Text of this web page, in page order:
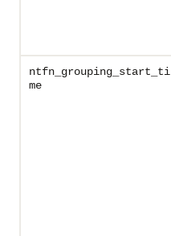
ntfn_grouping_start_ti
me